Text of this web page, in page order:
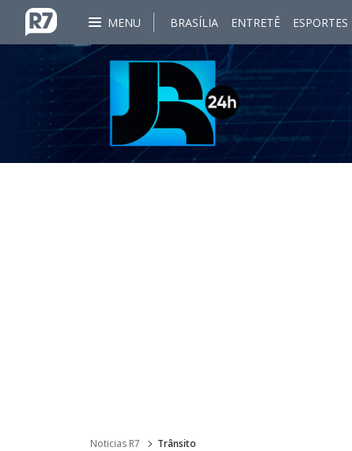
MENU BRASÍLIA ENTRETÊ ESPORTES
Noticias R7 Trânsito